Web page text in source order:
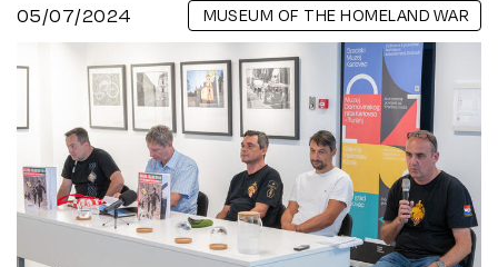
05/07/2024 MUSEUM OF THE HOMELAND WAR